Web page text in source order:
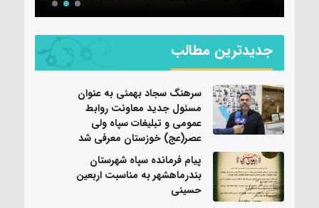
جدیدترین مطالب
سرهنگ سجاد بهمئی به عنوان
مسئول جدید معاونت روابط
عمومی و تبلیغات سپاه ولی
عصر(عج) خوزستان معرفی شد
پیام فرمانده سپاه شهرستان
بندرماهشهر به مناسبت اربعین
حسینی